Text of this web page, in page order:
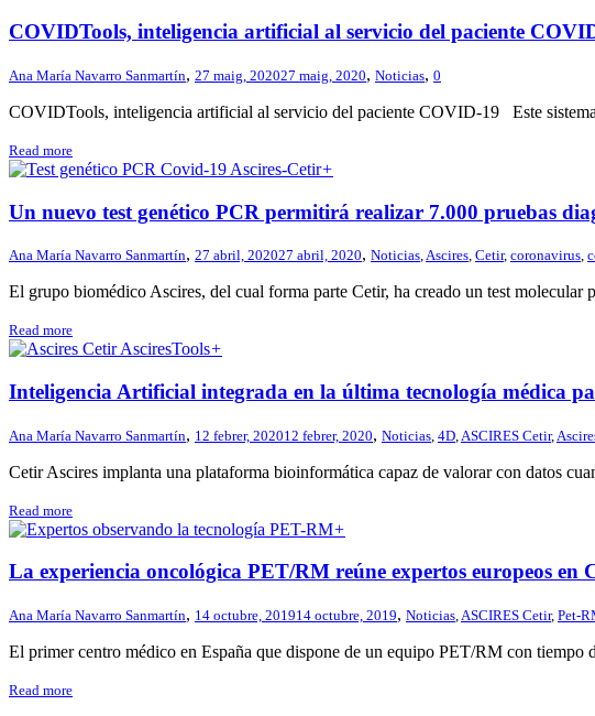
COVIDTools, inteligencia artificial al servicio del paciente
Ana María Navarro Sanmartín, 27 maig, 202027 maig, 2020, Noticias, 0
COVIDTools, inteligencia artificial al servicio del paciente COVID-19 Este
Read more
+
Un nuevo test genético PCR permitirá realizar 7.000 pruebas
Ana María Navarro Sanmartín, 27 abril, 202027 abril, 2020, Noticias,Ascires, Cetir, coronavirus,
El grupo biomédico Ascires, del cual forma parte Cetir, ha creado un test molecular
Read more
+
Inteligencia Artificial integrada en la última tecnología médica
Ana María Navarro Sanmartín, 12 febrer, 202012 febrer, 2020, Noticias 4D ASCIRES Cetir,
Cetir Ascires implanta una plataforma bioinformática capaz de valorar con datos
Read more
+
La experiencia oncológica PET/RM reúne expertos europeos en
Ana María Navarro Sanmartín, 14 octubre, 201914 octubre, 2019, Noticias,ASCIRES Cetir, Pet-
El primer centro médico en España que dispone de un equipo PET/RM con tiempo
Read more